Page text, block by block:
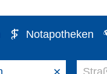
Notapotheken